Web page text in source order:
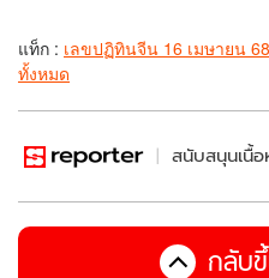
แท็ก : เลขปฏิทินจีน 16 เมษายน 68
ทั้งหมด
สนับสนุนเนื้อ
กลับ